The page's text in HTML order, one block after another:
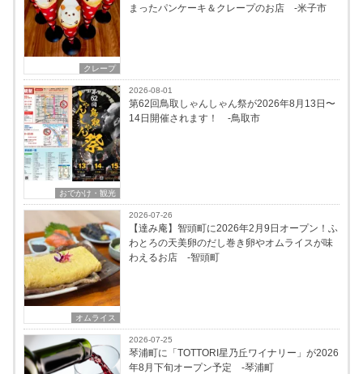
クレープ
まったパンケーキ＆クレープのお店 -米子市
おでかけ・観光
2026-08-01
第62回鳥取しゃんしゃん祭が2026年8月13日〜
14日開催されます！ -鳥取市
オムライス
2026-07-26
【達み庵】智頭町に2026年2月9日オープン！ふ
わとろの天美卵のだし巻き卵やオムライスが味
わえるお店 -智頭町
2026-07-25
琴浦町に「TOTTORI星乃丘ワイナリー」が2026
年8月下旬オープン予定 -琴浦町